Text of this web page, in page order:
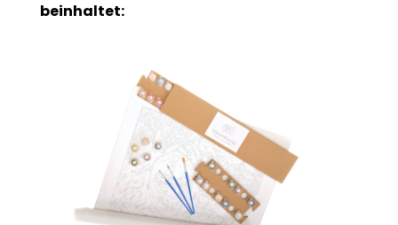
beinhaltet: